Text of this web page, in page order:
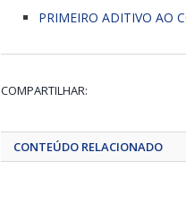
PRIMEIRO ADITIVO AO
COMPARTILHAR:
CONTEÚDO RELACIONADO